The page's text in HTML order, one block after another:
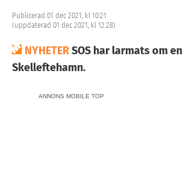
Publicerad 01 dec 2021, kl 10:21
(uppdaterad 01 dec 2021, kl 12:28)
NYHETERSOS har larmats om
Skelleftehamn.
ANNONS MOBILE TOP